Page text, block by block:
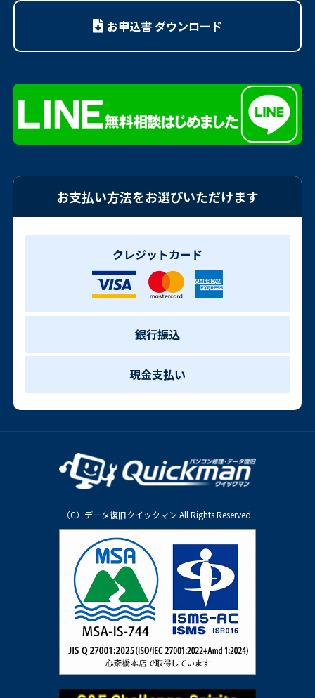
お申込書 ダウンロード
お支払い方法をお選びいただけます
クレジットカード
銀行振込
現金支払い
（C）データ復旧クイックマン All Rights Reserved.